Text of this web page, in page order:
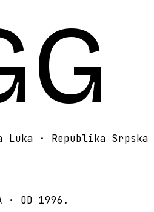
Luka · Republika Srpska
· OD 1996.